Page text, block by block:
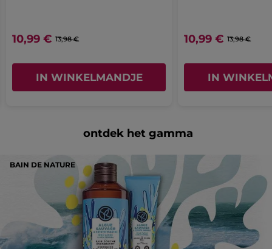
10,99 € 13,98 €
IN WINKELMANDJE
10,99 € 13,98 €
IN
ontdek het gamma
BAIN DE NATURE